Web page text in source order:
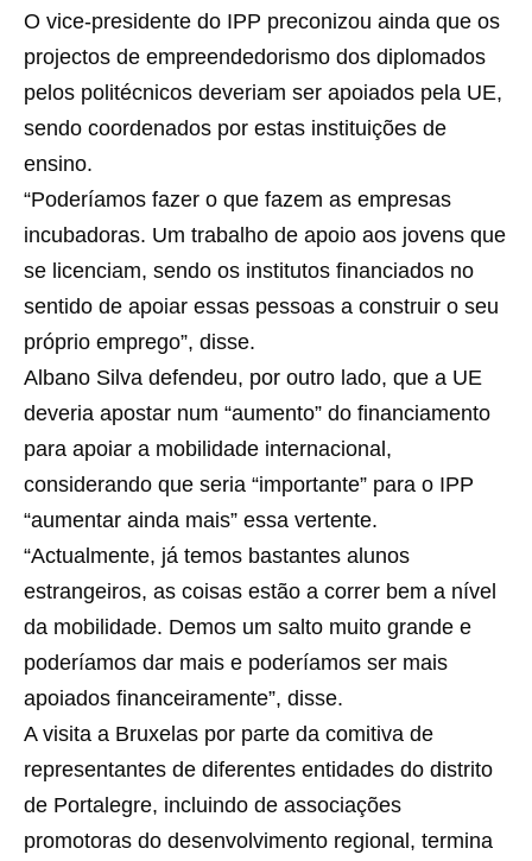
O vice-presidente do IPP preconizou ainda que os
projectos de empreendedorismo dos diplomados
pelos politécnicos deveriam ser apoiados pela UE,
sendo coordenados por estas instituições de
ensino.
“Poderíamos fazer o que fazem as empresas
incubadoras. Um trabalho de apoio aos jovens que
se licenciam, sendo os institutos financiados no
sentido de apoiar essas pessoas a construir o seu
próprio emprego”, disse.
Albano Silva defendeu, por outro lado, que a UE
deveria apostar num “aumento” do financiamento
para apoiar a mobilidade internacional,
considerando que seria “importante” para o IPP
“aumentar ainda mais” essa vertente.
“Actualmente, já temos bastantes alunos
estrangeiros, as coisas estão a correr bem a nível
da mobilidade. Demos um salto muito grande e
poderíamos dar mais e poderíamos ser mais
apoiados financeiramente”, disse.
A visita a Bruxelas por parte da comitiva de
representantes de diferentes entidades do distrito
de Portalegre, incluindo de associações
promotoras do desenvolvimento regional, termina